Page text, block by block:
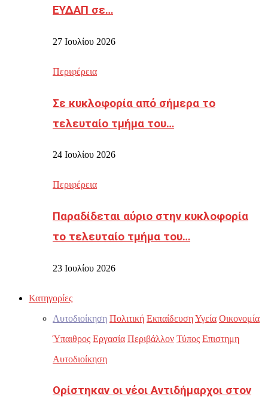
ΕΥΔΑΠ σε…
27 Ιουλίου 2026
Περιφέρεια
Σε κυκλοφορία από σήμερα το
τελευταίο τμήμα του…
24 Ιουλίου 2026
Περιφέρεια
Παραδίδεται αύριο στην κυκλοφορία
το τελευταίο τμήμα του…
23 Ιουλίου 2026
Κατηγορίες
Αυτοδιοίκηση Πολιτική ΕκπαίδευσηΥγεία Οικονομία
Ύπαιθρος Εργασία Περιβάλλον Τύπος Επιστημη
Αυτοδιοίκηση
Ορίστηκαν οι νέοι Αντιδήμαρχοι στον